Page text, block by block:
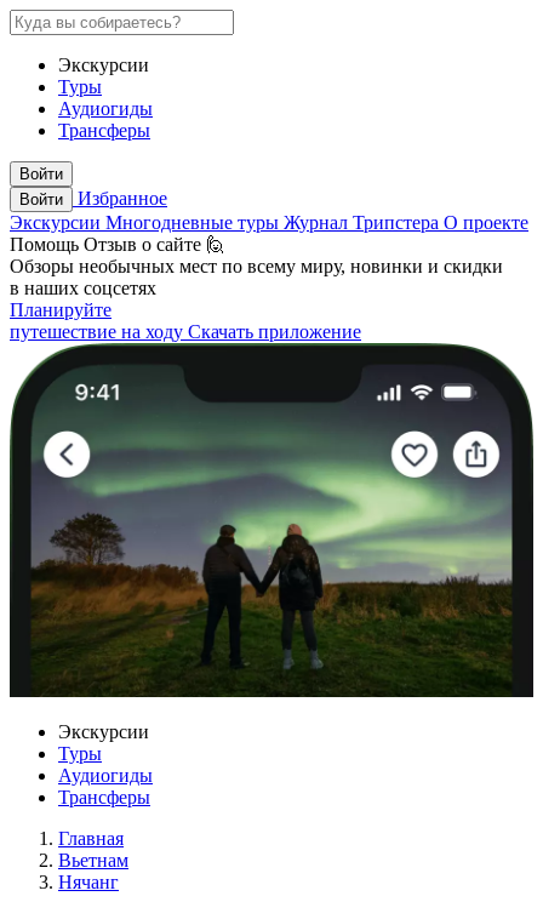
Экскурсии
Туры
Аудиогиды
Трансферы
Войти
Войти
Избранное
Экскурсии Многодневные туры Журнал Трипстера О проекте
Помощь Отзыв о сайте 🙋
Обзоры необычных мест по всему миру, новинки и скидки
в наших соцсетях
Планируйте
путешествие на ходу Скачать приложение
Экскурсии
Туры
Аудиогиды
Трансферы
Главная
Вьетнам
Нячанг